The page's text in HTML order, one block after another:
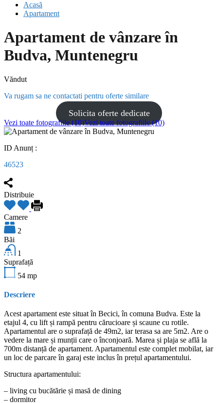
Acasă
Apartament
Apartament de vânzare în
Budva, Muntenegru
Văndut
Va rugam sa ne contactati pentru oferte similare
Solicita oferte dedicate
Vezi toate fotografiile (10)Vezi toate fotografiile (10)
ID Anunț :
46523
Distribuie
Camere
2
Băi
1
Suprafață
54 mp
Descriere
Acest apartament este situat în Becici, în comuna Budva. Este la
etajul 4, cu lift și rampă pentru cărucioare și scaune cu rotile.
Apartamentul are o suprafață de 49m2, iar terasa sa are 5m2. Are o
vedere la mare și munții care o înconjoară. Marea și plaja se află la
700m distanță de apartament. Apartamentul este complet mobilat, iar
un loc de parcare în garaj este inclus în prețul apartamentului.
Structura apartamentului:
– living cu bucătărie și masă de dining
– dormitor